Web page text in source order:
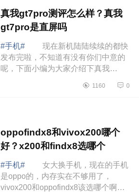
真我gt7pro测评怎么样？真我
gt7pro是直屏吗
#手机#
现在新机陆陆续续的都快
发布完啦，不知道有没有你们中意的
呢，下面小编为大家介绍下真我
吗 真我gt7pro测评怎么样 十
1160 0
oppofindx8和vivox200哪个
好？x200和findx8选哪个
#手机#
女大换手机，现在的手机
是oppo的，内存实在不够用了，
vivox200和oppofindx8该选哪个啊，